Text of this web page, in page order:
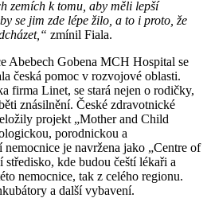
zemích k tomu, aby měli lepší
se jim zde lépe žilo, a to i proto, že
zmínil Fiala.
Abebech Gobena MCH Hospital se
česká pomoc v rozvojové oblasti.
firma Linet, se stará nejen o rodičky,
znásilnění. České zdravotnické
projekt „Mother and Child
porodnickou a
je navržena jako „Centre of
kde budou čeští lékaři a
nemocnice, tak z celého regionu.
a další vybavení.